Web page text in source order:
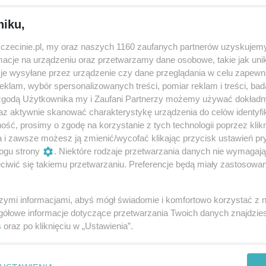
miłość jest dostępna dla każdego, bez kulturowych
bez wstydu i lęku mówić o swoich potrzebach,
chcemy na nie odpowiadać. W jednym ze swoich
zaprasza do tajemniczego lasu pary kochanków, które
w podróż, aby zaspokoić swoje podstawowe
przestrzenią, gdzie osoby, którym odmawiane
doświadczać.
reżyserką i założycielką Teatru 21, laureata Grand Prix
szczecińskich artystów z niepełnosprawnościami,
Szczecinie, spróbować opowiedzieć, o tym, czym dziś
my oraz naszych 1160 zaufanych partnerów
na urządzeniu oraz przetwarzamy dane osobowe, takie jak
wysyłane przez urządzenie czy dane przeglądania w celu
wybór spersonalizowanych treści, pomiar reklam i treści,
Użytkownika my i Zaufani Partnerzy możemy używać
aktywnie skanować charakterystykę urządzenia do celów
prosimy o zgodę na korzystanie z tych technologii poprzez
i zawsze możesz ją zmienić/wycofać klikając przycisk ustawień
strony
. Niektóre rodzaje przetwarzania danych nie
się takiemu przetwarzaniu. Preferencje będą miały
informacjami, abyś mógł świadomie i komfortowo korzystać z
informacje dotyczące przetwarzania Twoich danych
oraz po kliknięciu w „Ustawienia”.